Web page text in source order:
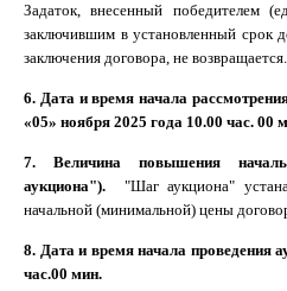
Задаток, внесенный победителем
заключившим в установленный срок
заключения договора, не возвращается.
6. Дата и время начала
«05» ноября 2025 года 10.00 час. 00
7. Величина повышения
аукциона"). "Шаг аукциона"
начальной (минимальной) цены
8. Дата и время начала проведения
час.00 мин.